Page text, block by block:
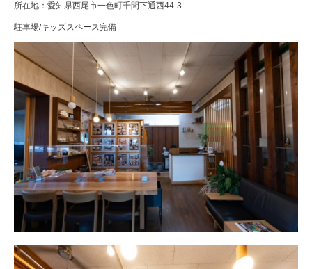
所在地：愛知県西尾市一色町千間下通西44-3
駐車場/キッズスペース完備